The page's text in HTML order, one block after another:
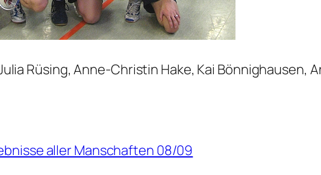
Rüsing, Anne-Christin Hake, Kai Bönnighausen,
aller Manschaften 08/09